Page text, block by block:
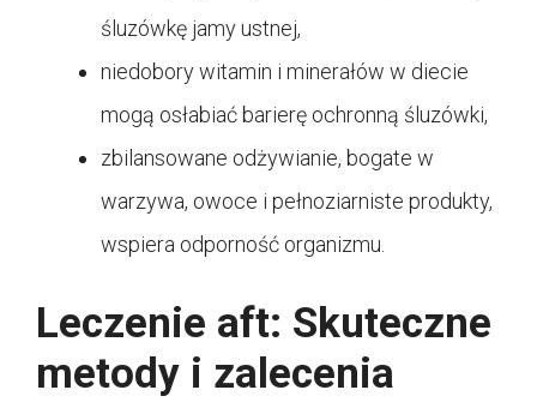
śluzówkę jamy ustnej,
niedobory witamin i minerałów w diecie
mogą osłabiać barierę ochronną śluzówki,
zbilansowane odżywianie, bogate w
warzywa, owoce i pełnoziarniste produkty,
wspiera odporność organizmu.
Leczenie aft: Skuteczne
metody i zalecenia